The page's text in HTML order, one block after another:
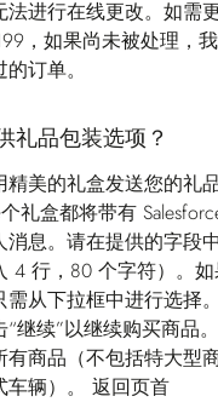
法进行在线更改。如需
，如果尚未被处理，
订单。
礼品包装选项？
精美的礼盒发送您的礼
礼盒都将带有
息。请在提供的字段
4 行，80 个字符）。
需从下拉框中进行选择
继续”以继续购买商品
有商品（不包括特大型
辆）。 返回页首